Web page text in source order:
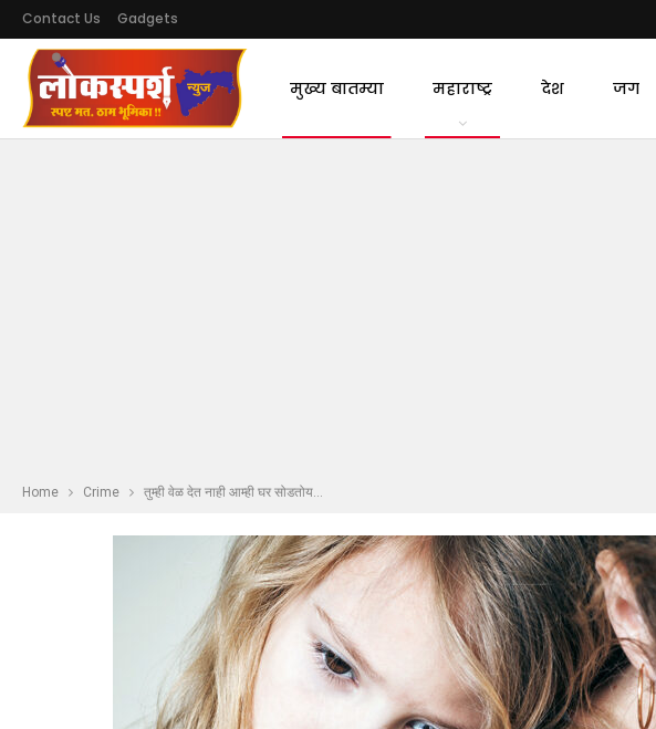
Contact Us Gadgets
मुख्य बातम्या महाराष्ट्र देश जग
Home Crime तुम्ही वेळ देत नाही आम्ही घर सोडतोय…